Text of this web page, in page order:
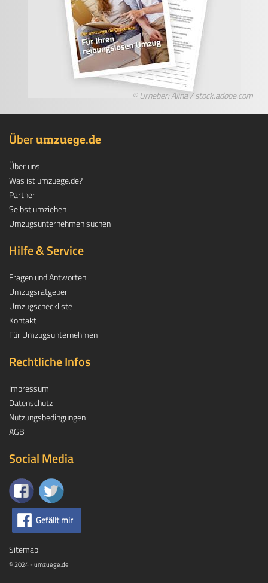
© Urheber: Alina / stock.adobe.com
Überumzuege.de
Über uns
Was ist umzuege.de?
Partner
Selbst umziehen
Umzugsunternehmen suchen
Hilfe & Service
Fragen und Antworten
Umzugsratgeber
Umzugscheckliste
Kontakt
Für Umzugsunternehmen
Rechtliche Infos
Impressum
Datenschutz
Nutzungsbedingungen
AGB
Social Media
Gefällt mir
Sitemap
© 2024 - umzuege.de